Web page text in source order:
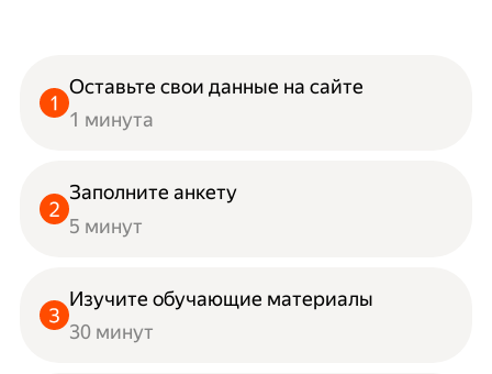
Оставьте свои данные на сайте
1 минута
Заполните анкету
5 минут
Изучите обучающие материалы
30 минут